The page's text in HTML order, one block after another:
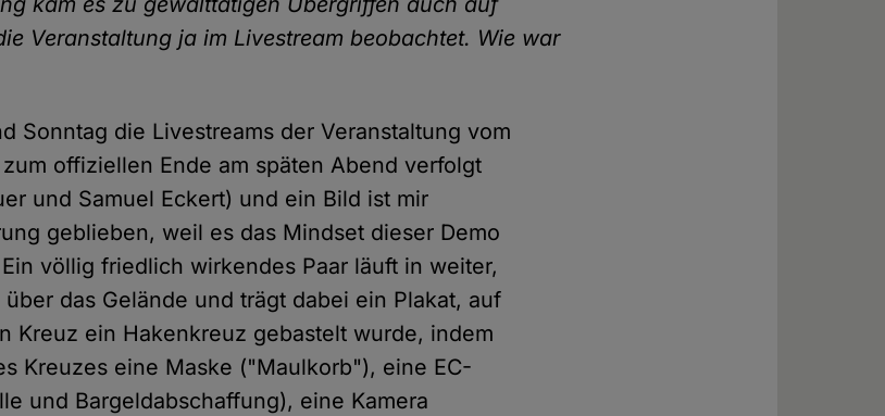
Veranstaltung ja im Livestream beobachtet. Wie war
Sonntag die Livestreams der Veranstaltung vom
offiziellen Ende am späten Abend verfolgt
und Samuel Eckert) und ein Bild ist mir
geblieben, weil es das Mindset dieser Demo
völlig friedlich wirkendes Paar läuft in weiter,
das Gelände und trägt dabei ein Plakat, auf
Kreuz ein Hakenkreuz gebastelt wurde, indem
Kreuzes eine Maske ("Maulkorb"), eine EC-
und Bargeldabschaffung), eine Kamera